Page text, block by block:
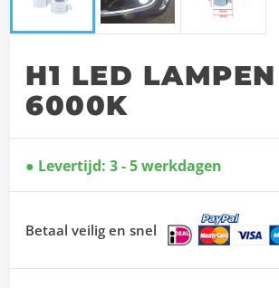
H1 LED
6000K
Levertijd: 3 - 5 werkdagen
Betaal veilig en snel